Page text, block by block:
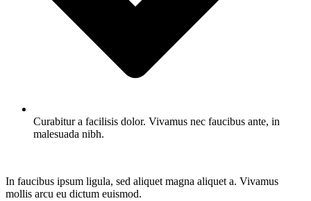
Curabitur a facilisis dolor. Vivamus nec faucibus ante, in
malesuada nibh.
In faucibus ipsum ligula, sed aliquet magna aliquet a. Vivamus
mollis arcu eu dictum euismod.